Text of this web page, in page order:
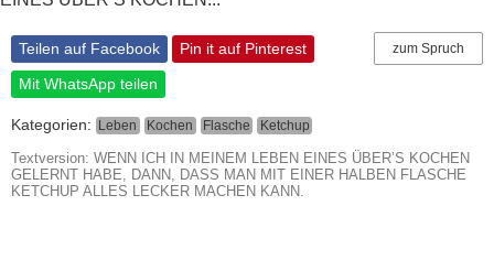
zum Spruch
Teilen auf Facebook
Pin it auf Pinterest
Mit WhatsApp teilen
Kategorien: Leben Kochen Flasche Ketchup
Textversion: WENN ICH IN MEINEM LEBEN EINES ÜBER’S KOCHEN
GELERNT HABE, DANN, DASS MAN MIT EINER HALBEN FLASCHE
KETCHUP ALLES LECKER MACHEN KANN.